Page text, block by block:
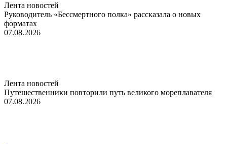
Лента новостей
Руководитель «Бессмертного полка» рассказала о новых
форматах
07.08.2026
Лента новостей
Путешественники повторили путь великого мореплавателя
07.08.2026